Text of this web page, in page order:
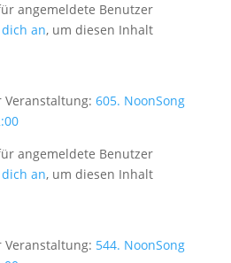
angemeldete Benutzer
an, um diesen Inhalt
Veranstaltung: 605. NoonSong
angemeldete Benutzer
an, um diesen Inhalt
Veranstaltung: 544. NoonSong